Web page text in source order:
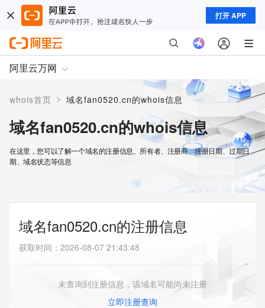
打开 APP
阿里云万网
whois首页 > 域名fan0520.cn的whois信息
域名fan0520.cn的whois信息
在这里，您可以了解一个域名的注册信息、所有者、注册商、注册日期、过期日
期、域名状态等信息
域名fan0520.cn的注册信息
获取时间 ： 2026-08-07 21:43:48
未查询到注册信息，该域名可能尚未注册
立即注册查询